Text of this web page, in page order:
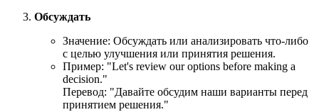
Обсуждать
Значение: Обсуждать или анализировать что-либо
с целью улучшения или принятия решения.
Пример: "Let's review our options before making a
decision."
Перевод: "Давайте обсудим наши варианты перед
принятием решения."